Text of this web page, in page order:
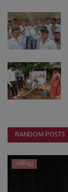
RANDOM POSTS
આંતરરાષ્ટ્રીય